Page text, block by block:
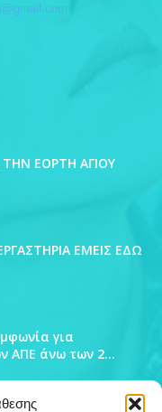
ΤΗΝ ΕΟΡΤΗ ΑΓΙΟΥ
ΕΜΕΙΣ ΕΔΩ
για
ΑΠΕ άνω των 2...